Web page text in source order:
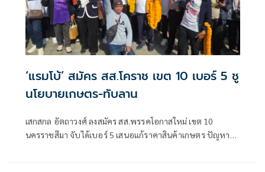
‘แรมโบ้’ สมัคร สส.โคราช เขต 10 เบอร์ 5 ชู
นโยบายเกษตร-ทับลาน
เสกสกล อัตถาวงศ์ ลงสมัคร สส.พรรคโอกาสใหม่ เขต 10
นครราชสีมา จับได้เบอร์ 5 เสนอแก้ราคาสินค้าเกษตร ปัญหา